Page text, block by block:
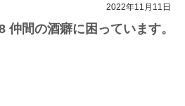
仲間の酒癖に困っています。
2022年11月11日